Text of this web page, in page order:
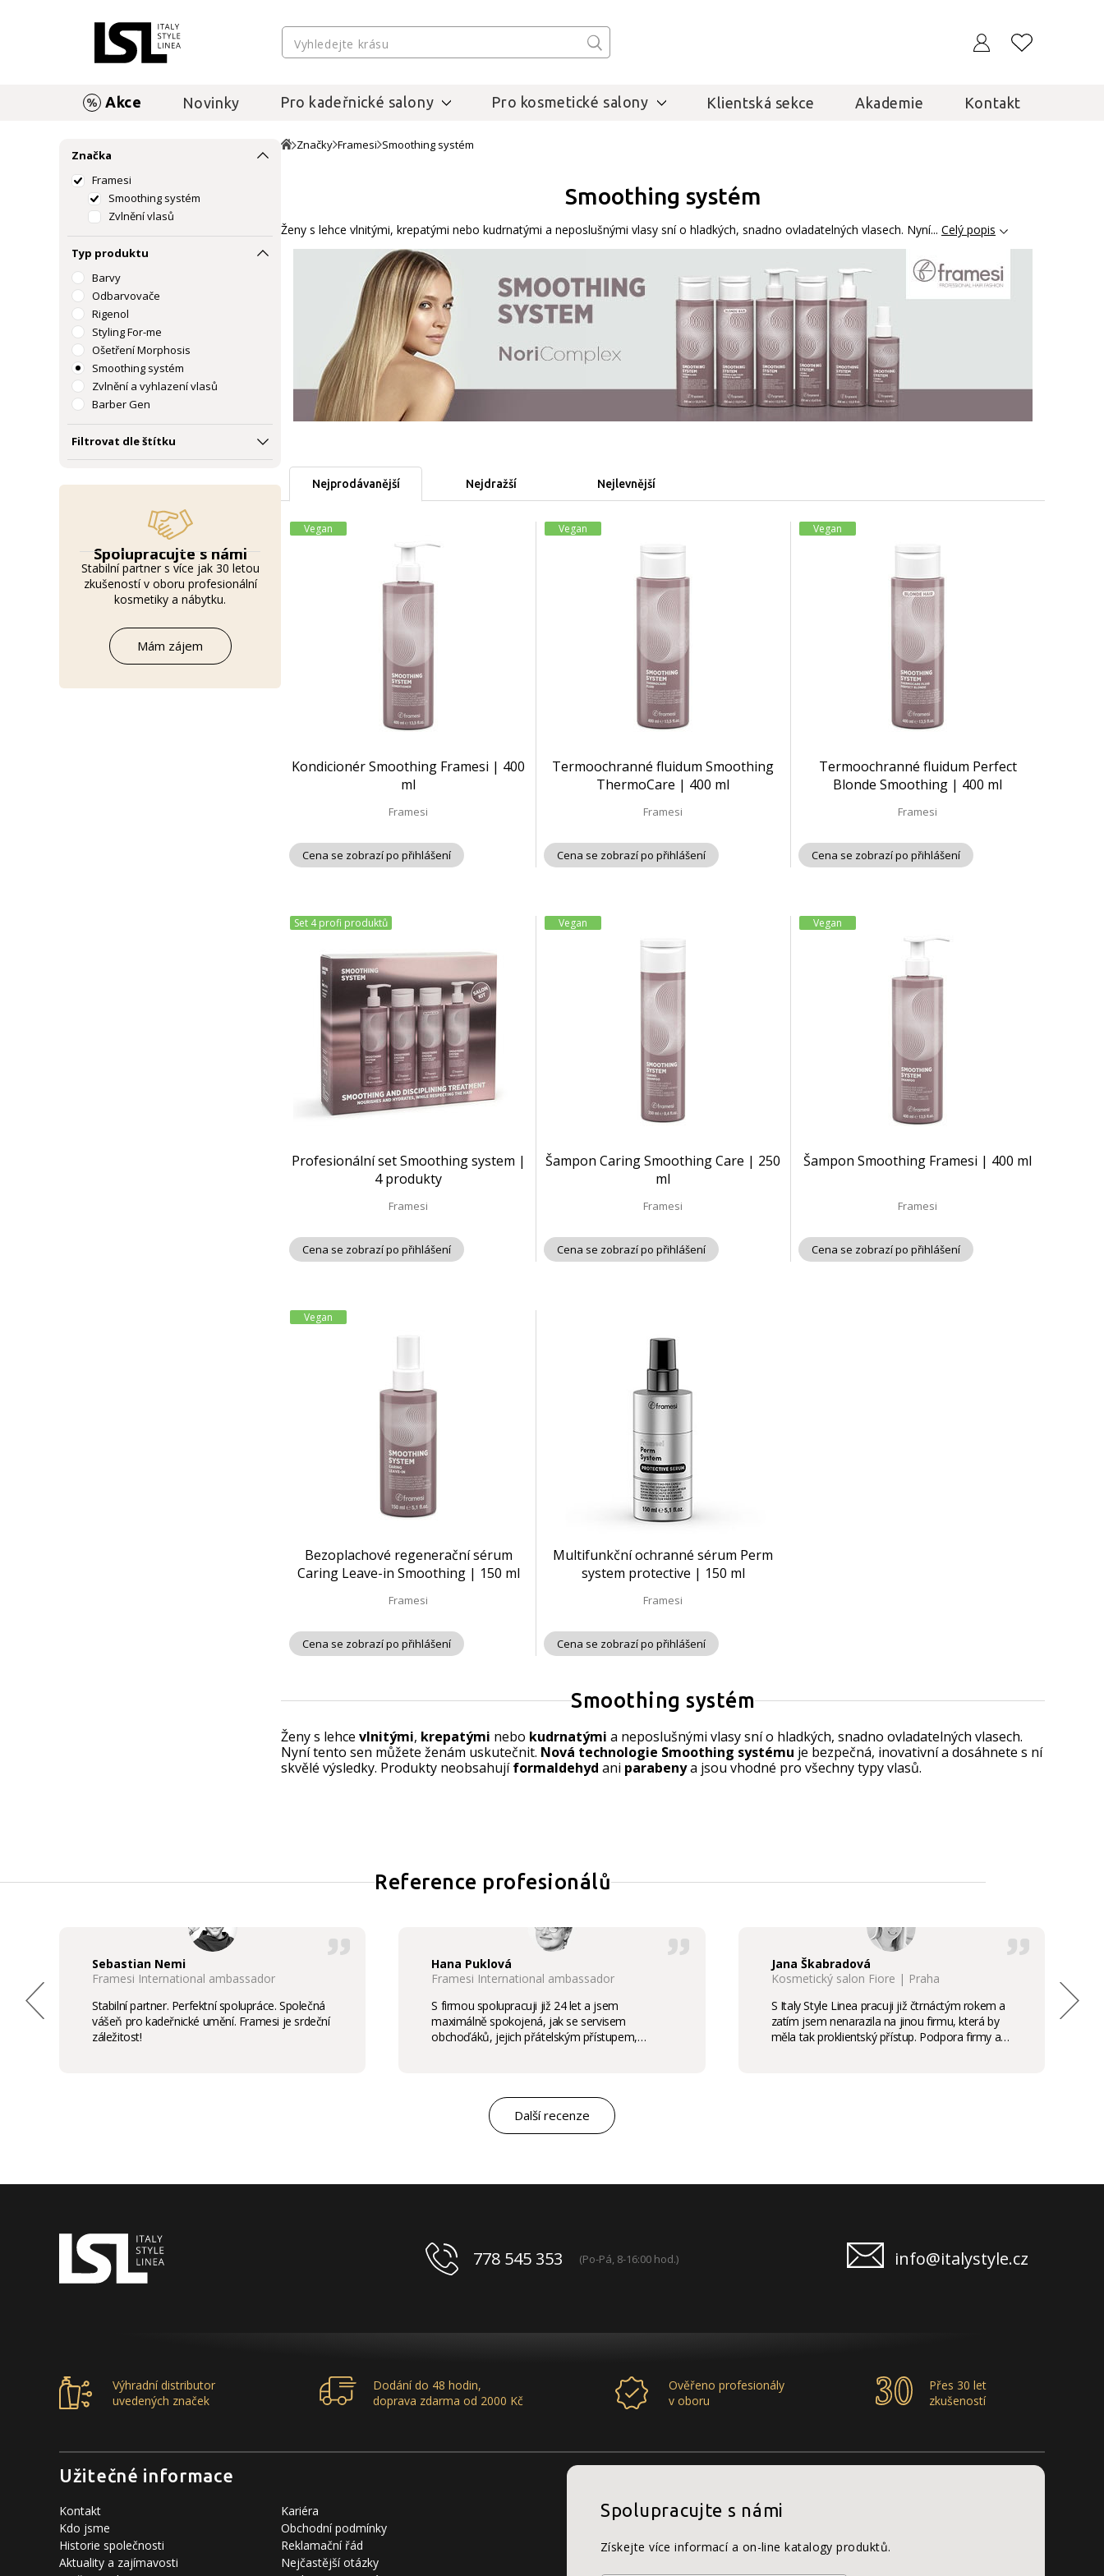
Akce Novinky Pro kadeřnické salony Pro kosmetické salony Klientská sekce Akademie Kontakt
Značka
Framesi
Smoothing systém
Zvlnění vlasů
Typ produktu
Barvy
Odbarvovače
Rigenol
Styling For-me
Ošetření Morphosis
Smoothing systém
Zvlnění a vyhlazení vlasů
Barber Gen
Filtrovat dle štítku
Spolupracujte s námi
Stabilní partner s více jak 30 letou
zkušeností v oboru profesionální
kosmetiky a nábytku.
Mám zájem
Značky Framesi Smoothing systém
Smoothing systém
Ženy s lehce vlnitými, krepatými nebo kudrnatými a neposlušnými vlasy sní o hladkých, snadno ovladatelných vlasech. Nyní... Celý popis
Nejprodávanější Nejdražší Nejlevnější
Vegan
Kondicionér Smoothing Framesi | 400
ml
Framesi
Cena se zobrazí po přihlášení
Vegan
Termoochranné fluidum Smoothing
ThermoCare | 400 ml
Framesi
Cena se zobrazí po přihlášení
Vegan
Termoochranné fluidum Perfect
Blonde Smoothing | 400 ml
Framesi
Cena se zobrazí po přihlášení
Set 4 profi produktů
Profesionální set Smoothing system |
4 produkty
Framesi
Cena se zobrazí po přihlášení
Vegan
Šampon Caring Smoothing Care | 250
ml
Framesi
Cena se zobrazí po přihlášení
Vegan
Šampon Smoothing Framesi | 400 ml
Framesi
Cena se zobrazí po přihlášení
Vegan
Bezoplachové regenerační sérum
Caring Leave-in Smoothing | 150 ml
Framesi
Cena se zobrazí po přihlášení
Multifunkční ochranné sérum Perm
system protective | 150 ml
Framesi
Cena se zobrazí po přihlášení
Smoothing systém
Ženy s lehce vlnitými, krepatými nebo kudrnatými a neposlušnými vlasy sní o hladkých, snadno ovladatelných vlasech.
Nyní tento sen můžete ženám uskutečnit. Nová technologie Smoothing systému je bezpečná, inovativní a dosáhnete s ní
skvělé výsledky. Produkty neobsahujíformaldehyd ani parabenya jsou vhodné pro všechny typy vlasů.
Reference profesionálů
Sebastian Nemi
Framesi International ambassador
Stabilní partner. Perfektní spolupráce. Společná
vášeň pro kadeřnické umění. Framesi je srdeční
záležitost!
Hana Puklová
Framesi International ambassador
S firmou spolupracuji již 24 let a jsem
maximálně spokojená, jak se servisem
obchoďáků, jejich přátelským přístupem,
marketingovým servisem. Pro mě je to po těch
letech „druhá rodina“. Myslím, že ty roky
spolupráce mluví za vše.
Jana Škabradová
Kosmetický salon Fiore | Praha
S Italy Style Linea pracuji již čtrnáctým rokem a
zatím jsem nenarazila na jinou firmu, která by
měla tak proklientský přístup. Podpora firmy a
Další recenze
778 545 353 (Po-Pá, 8-16:00 hod.) info@italystyle.cz
Výhradní distributor
uvedených značek
Dodání do 48 hodin,
doprava zdarma od 2000 Kč
Ověřeno profesionály
v oboru
Přes 30 let
zkušeností
Užitečné informace
Kontakt
Kdo jsme
Historie společnosti
Aktuality a zajímavosti
Kariéra
Obchodní podmínky
Reklamační řád
Nejčastější otázky
Spolupracujte s námi
Získejte více informací a on-line katalogy produktů.